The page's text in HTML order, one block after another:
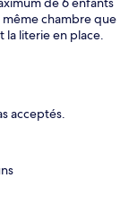
même chambre que
la literie en place.
acceptés.